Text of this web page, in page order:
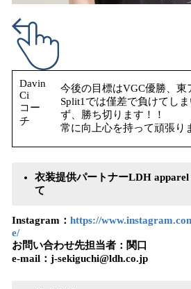
Davin
Ci
コー
チ
今後の目標はVGC優勝、
Split1では僅差で負けてし
ず、勝ち切ります！！
常に向上心を持って頑張り
衣装提供パートナーLDH
て
Instagram： https://
e/
お問い合わせ先担当者：関口
e-mail：j-sekiguchi@ldh.co.jp